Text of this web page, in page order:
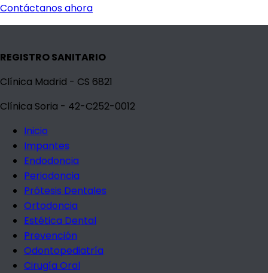
Contáctanos ahora
REGISTRO SANITARIO
Clínica Madrid - CS 6821
Clínica Soria - 42-C252-0012
Inicio
Impantes
Endodoncia
Periodoncia
Prótesis Dentales
Ortodoncia
Estética Dental
Prevención
Odontopediatría
Cirugía Oral